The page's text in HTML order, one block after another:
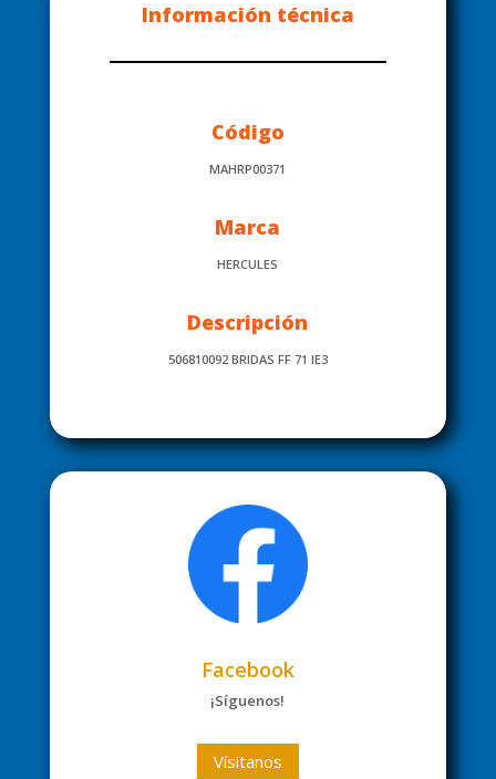
Información técnica
Código
MAHRP00371
Marca
HERCULES
Descripción
506810092 BRIDAS FF 71 IE3
Facebook
¡Síguenos!
Vísitanos